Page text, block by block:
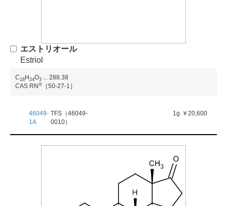
エストリオール
Estriol
C 1 8 H 24O3 ... 288.38
CAS RN ® ［50-27-1］
46049-
1A
TFS（46049-
0010）
1g ￥20,600